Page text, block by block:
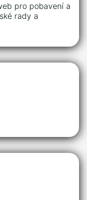
pro pobavení a
rady a